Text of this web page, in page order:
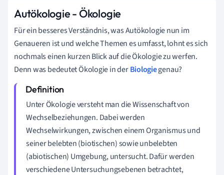
Autökologie - Ökologie
Für ein besseres Verständnis, was Autökologie nun im
Genaueren ist und welche Themen es umfasst, lohnt es sich
nochmals einen kurzen Blick auf die Ökologie zu werfen.
Denn was bedeutet Ökologie in derBiologiegenau?
Unter Ökologie versteht man die Wissenschaft von
Wechselbeziehungen. Dabei werden
Wechselwirkungen, zwischen einem Organismus und
seiner belebten (biotischen) sowie unbelebten
(abiotischen) Umgebung, untersucht. Dafür werden
verschiedene Untersuchungsebenen betrachtet,